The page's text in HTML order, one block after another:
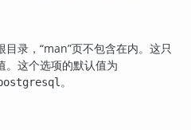
目录，“man”页不包含在内。这只
。这个选项的默认值为
。